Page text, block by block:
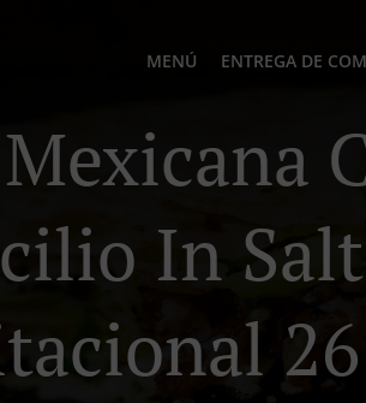
MENÚ ENTREGA DE
In